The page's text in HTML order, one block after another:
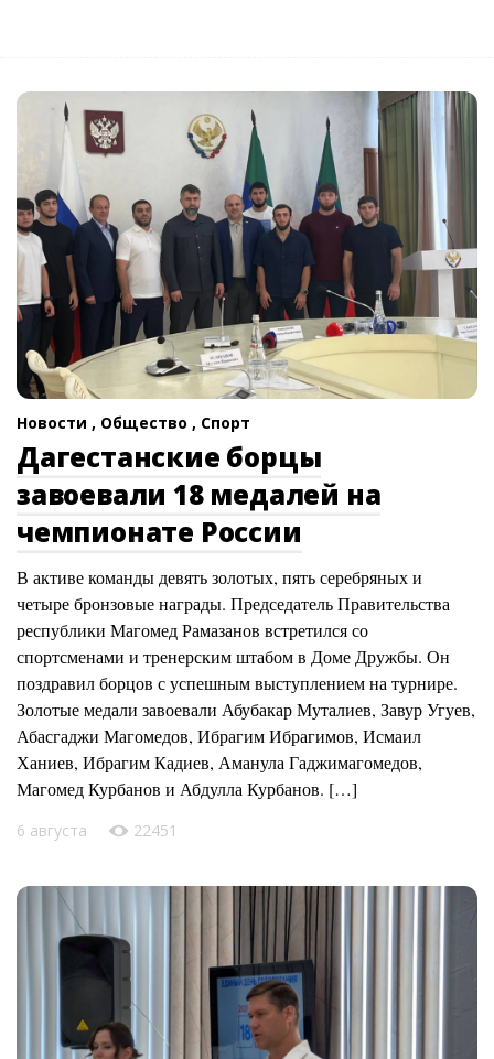
Новости , Общество , Спорт
Дагестанские борцы
завоевали 18 медалей на
чемпионате России
В активе команды девять золотых, пять серебряных и
четыре бронзовые награды. Председатель Правительства
республики Магомед Рамазанов встретился со
спортсменами и тренерским штабом в Доме Дружбы. Он
поздравил борцов с успешным выступлением на турнире.
Золотые медали завоевали Абубакар Муталиев, Завур Угуев,
Абасгаджи Магомедов, Ибрагим Ибрагимов, Исмаил
Ханиев, Ибрагим Кадиев, Аманула Гаджимагомедов,
Магомед Курбанов и Абдулла Курбанов. […]
6 августа 22451